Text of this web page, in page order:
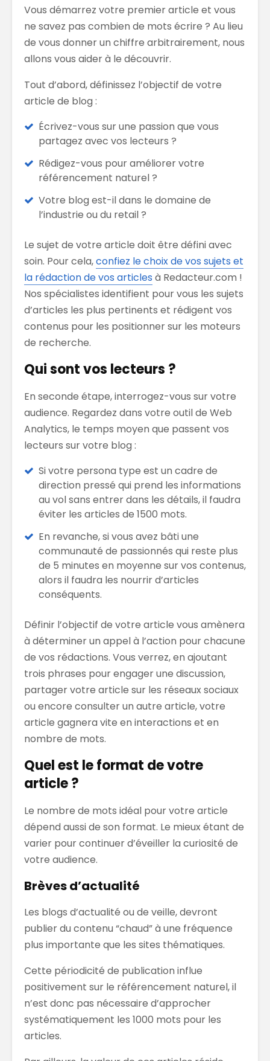
Vous démarrez votre premier article et vous
ne savez pas combien de mots écrire ? Au lieu
de vous donner un chiffre arbitrairement, nous
allons vous aider à le découvrir.
Tout d’abord, définissez l’objectif de votre
article de blog :
Écrivez-vous sur une passion que vous
partagez avec vos lecteurs ?
Rédigez-vous pour améliorer votre
référencement naturel ?
Votre blog est-il dans le domaine de
l’industrie ou du retail ?
Le sujet de votre article doit être défini avec
soin. Pour cela,confiez le choix de vos sujets et
la rédaction de vos articles à Redacteur.com !
Nos spécialistes identifient pour vous les sujets
d’articles les plus pertinents et rédigent vos
contenus pour les positionner sur les moteurs
de recherche.
Qui sont vos lecteurs ?
En seconde étape, interrogez-vous sur votre
audience. Regardez dans votre outil de Web
Analytics, le temps moyen que passent vos
lecteurs sur votre blog :
Si votre persona type est un cadre de
direction pressé qui prend les informations
au vol sans entrer dans les détails, il faudra
éviter les articles de 1500 mots.
En revanche, si vous avez bâti une
communauté de passionnés qui reste plus
de 5 minutes en moyenne sur vos contenus,
alors il faudra les nourrir d’articles
conséquents.
Définir l’objectif de votre article vous amènera
à déterminer un appel à l’action pour chacune
de vos rédactions. Vous verrez, en ajoutant
trois phrases pour engager une discussion,
partager votre article sur les réseaux sociaux
ou encore consulter un autre article, votre
article gagnera vite en interactions et en
nombre de mots.
Quel est le format de votre
article ?
Le nombre de mots idéal pour votre article
dépend aussi de son format. Le mieux étant de
varier pour continuer d’éveiller la curiosité de
votre audience.
Brèves d’actualité
Les blogs d’actualité ou de veille, devront
publier du contenu “chaud” à une fréquence
plus importante que les sites thématiques.
Cette périodicité de publication influe
positivement sur le référencement naturel, il
n’est donc pas nécessaire d’approcher
systématiquement les 1000 mots pour les
articles.